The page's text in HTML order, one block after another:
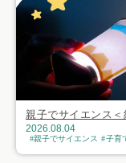
親子でサイエンス
2026.08.04
親子でサイエンス 子育